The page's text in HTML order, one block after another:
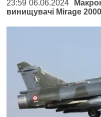
23:59 06.06.2024
винищувачі Mirage 2000